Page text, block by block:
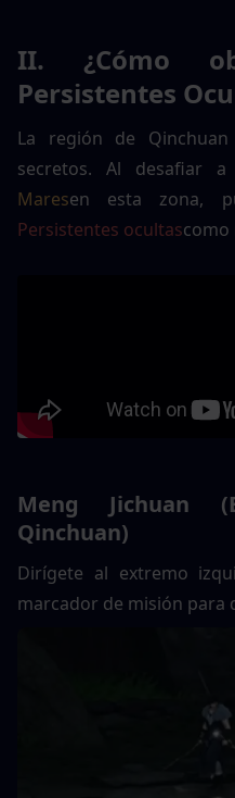
II. ¿Cómo
Persistentes
La región de
secretos. Al desafiar
Maresen esta zona,
Persistentes ocultascomo
Meng Jichuan
Qinchuan)
Dirígete al extremo
marcador de misión para